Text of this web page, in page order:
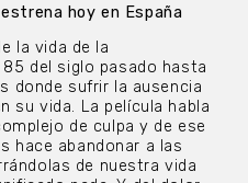
hoy en España
la vida de la
del siglo pasado hasta
donde sufrir la ausencia
su vida. La película habla
de culpa y de ese
hace abandonar a las
de nuestra vida